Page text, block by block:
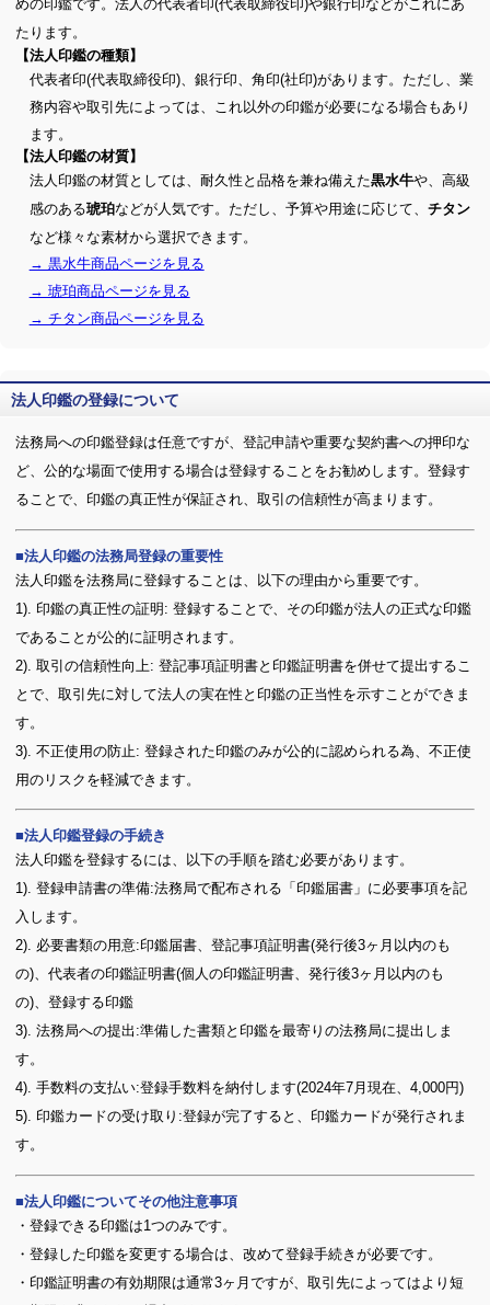
めの印鑑です。法人の代表者印(代表取締役印)や銀行印などがこれにあ
たります。
【法人印鑑の種類】
代表者印(代表取締役印)、銀行印、角印(社印)があります。ただし、業
務内容や取引先によっては、これ以外の印鑑が必要になる場合もあり
ます。
【法人印鑑の材質】
法人印鑑の材質としては、耐久性と品格を兼ね備えた黒水牛や、高級
感のある琥珀などが人気です。ただし、予算や用途に応じて、 チタン
など様々な素材から選択できます。
→ 黒水牛商品ページを見る
→ 琥珀商品ページを見る
→ チタン商品ページを見る
法人印鑑の登録について
法務局への印鑑登録は任意ですが、登記申請や重要な契約書への押印な
ど、公的な場面で使用する場合は登録することをお勧めします。登録す
ることで、印鑑の真正性が保証され、取引の信頼性が高まります。
法人印鑑の法務局登録の重要性
法人印鑑を法務局に登録することは、以下の理由から重要です。
1). 印鑑の真正性の証明: 登録することで、その印鑑が法人の正式な印鑑
であることが公的に証明されます。
2). 取引の信頼性向上: 登記事項証明書と印鑑証明書を併せて提出するこ
とで、取引先に対して法人の実在性と印鑑の正当性を示すことができま
す。
3). 不正使用の防止: 登録された印鑑のみが公的に認められる為、不正使
用のリスクを軽減できます。
法人印鑑登録の手続き
法人印鑑を登録するには、以下の手順を踏む必要があります。
1). 登録申請書の準備:法務局で配布される「印鑑届書」に必要事項を記
入します。
2). 必要書類の用意:印鑑届書、登記事項証明書(発行後3ヶ月以内のも
の)、代表者の印鑑証明書(個人の印鑑証明書、発行後3ヶ月以内のも
の)、登録する印鑑
3). 法務局への提出:準備した書類と印鑑を最寄りの法務局に提出しま
す。
4). 手数料の支払い:登録手数料を納付します(2024年7月現在、4,000円)
5). 印鑑カードの受け取り:登録が完了すると、印鑑カードが発行されま
す。
法人印鑑についてその他注意事項
・登録できる印鑑は1つのみです。
・登録した印鑑を変更する場合は、改めて登録手続きが必要です。
・印鑑証明書の有効期限は通常3ヶ月ですが、取引先によってはより短